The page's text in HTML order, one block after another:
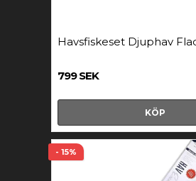
Havsfiskeset Djuphav
799 SEK
KÖP
- 15%